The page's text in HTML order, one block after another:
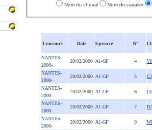
Nom du cheval Nom du cavalier
Concours Date Epreuve N°
NANTES-
2000-
20/02/2000 A1-GP 4
NANTES-
2000-
20/02/2000 A1-GP 5
NANTES-
2000-
20/02/2000 A1-GP 6
NANTES-
2000-
20/02/2000 A1-GP 7
NANTES-
2000-
20/02/2000 A1-GP 9